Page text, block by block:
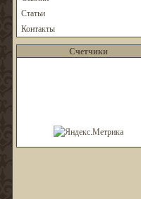
Статьи
Контакты
Счетчики